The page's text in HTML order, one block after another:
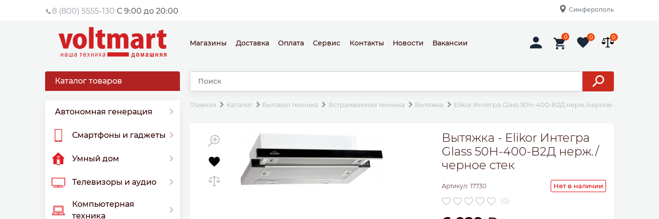
8 (800) 5555-130 С 9:00 до 20:00 Симферополь
Магазины Доставка Оплата Сервис Контакты Новости Вакансии
0 0 0
Каталог товаров
Автономная генерация
Смартфоны и гаджеты
Умный дом
Телевизоры и аудио
Компьютерная
техника
Главная Каталог Бытовая техника Встраиваемая техника Вытяжка Elikor Интегра Glass 50Н-400-В2Д нерж./черное стек
Вытяжка - Elikor Интегра
Glass 50Н-400-В2Д нерж./
черное стек
Артикул: 17730 Нет в наличии
(0)